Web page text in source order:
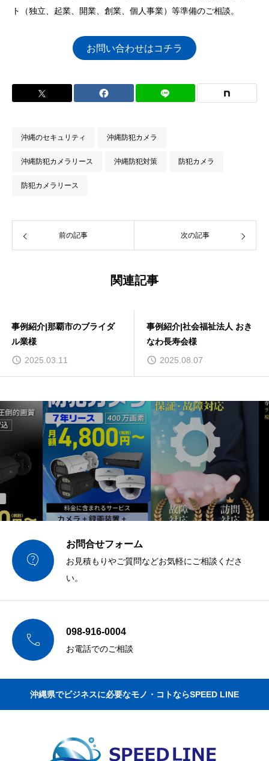
ト（独立、起業、開業、創業、個人事業）等準備のご相談。
お問い合わせはコチラ
沖縄のセキュリティ 沖縄防犯カメラ
沖縄防犯カメラリース 沖縄防犯対策 防犯カメラ
防犯カメラリース
前の記事 次の記事
関連記事
事例紹介|那覇市のブライダ
ル業様
2025.03.11
事例紹介|社会福祉法人 おき
なわ長寿会様
2025.08.07

お問合せフォーム
お見積もりやご質問などお気軽にご相談くださ
い。
 098-916-0004
お電話でのご相談
沖縄県でビジネスに必要なモノ・コトならSPEED LINE